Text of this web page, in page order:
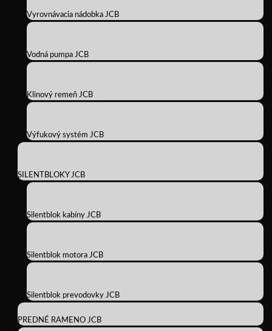
Vyrovnávacia nádobka JCB
Vodná pumpa JCB
Klinový remeň JCB
Výfukový systém JCB
SILENTBLOKY JCB
Silentblok kabíny JCB
Silentblok motora JCB
Silentblok prevodovky JCB
PREDNÉ RAMENO JCB